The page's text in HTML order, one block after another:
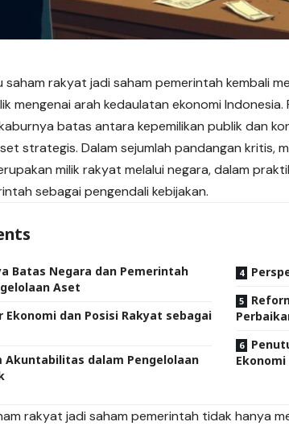
saham rakyat jadi saham pemerintah kembali
mengenai arah kedaulatan ekonomi
batas antara kepemilikan publik dan
strategis. Dalam sejumlah pandangan kritis,
milik rakyat melalui negara, dalam
sebagai pengendali kebijakan.
Batas Negara dan Pemerintah
Aset
Ekonomi dan Posisi Rakyat sebagai
Akuntabilitas dalam Pengelolaan
rakyat jadi saham pemerintah tidak hanya